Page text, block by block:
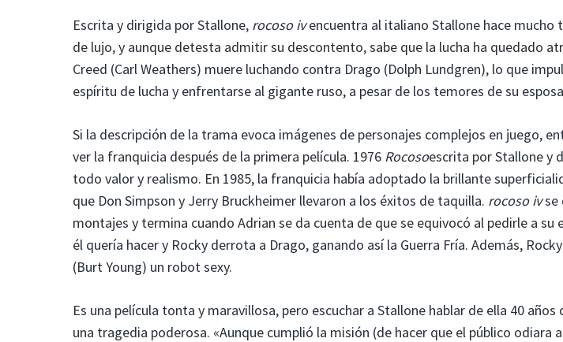
Escrita y dirigida por Stallone, rocoso ivencuentra al italiano Stallone hace mucho
de lujo, y aunque detesta admitir su descontento, sabe que la lucha ha quedado
Creed (Carl Weathers) muere luchando contra Drago (Dolph Lundgren), lo que
espíritu de lucha y enfrentarse al gigante ruso, a pesar de los temores de su
Si la descripción de la trama evoca imágenes de personajes complejos en juego,
ver la franquicia después de la primera película. 1976 Rocosoescrita por Stallone y
todo valor y realismo. En 1985, la franquicia había adoptado la brillante
que Don Simpson y Jerry Bruckheimer llevaron a los éxitos de taquilla. rocoso ivse
montajes y termina cuando Adrian se da cuenta de que se equivocó al pedirle a su
él quería hacer y Rocky derrota a Drago, ganando así la Guerra Fría. Además,
(Burt Young) un robot sexy.
Es una película tonta y maravillosa, pero escuchar a Stallone hablar de ella 40 años
una tragedia poderosa. «Aunque cumplió la misión (de hacer que el público odiara